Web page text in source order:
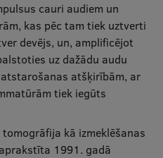
cauri audiem un
kas pēc tam tiek uztverti
devējs, un, amplificējot
uz dažādu audu
atšķirībām, ar
tiek iegūts
kā izmeklēšanas
1991. gadā